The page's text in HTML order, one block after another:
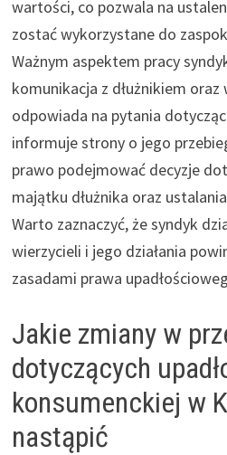
wartości, co pozwala na
zostać wykorzystane do
Ważnym aspektem pracy
komunikacja z dłużnikiem
odpowiada na pytania
informuje strony o jego
prawo podejmować decyzje
majątku dłużnika oraz
Warto zaznaczyć, że syndyk
wierzycieli i jego działania
zasadami prawa
Jakie zmiany w
dotyczących
konsumenckiej w
nastąpić